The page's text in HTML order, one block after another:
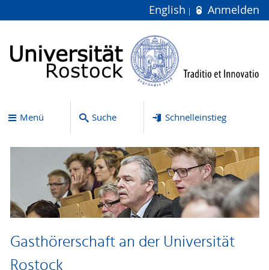
English Anmelden
Menü Suche Schnelleinstieg
Gasthörerschaft an der Universität